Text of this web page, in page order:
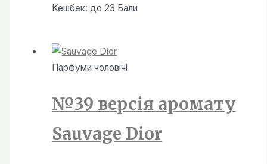
ціна:
ціна:
Кешбек: до 23 Бали
Парфуми чоловiчi
№39 версія аромату
Sauvage Dior